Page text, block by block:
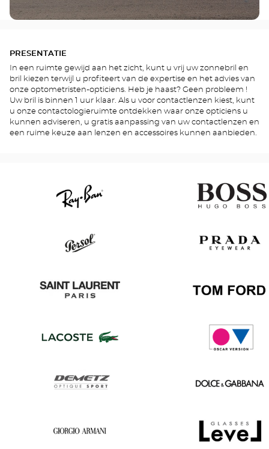
PRESENTATIE
In een ruimte gewijd aan het zicht, kunt u vrij uw zonnebril en
bril kiezen terwijl u profiteert van de expertise en het advies van
onze optometristen-opticiens. Heb je haast? Geen probleem !
Uw bril is binnen 1 uur klaar. Als u voor contactlenzen kiest, kunt
u onze contactologieruimte ontdekken waar onze opticiens u
kunnen adviseren, u gratis aanpassing van uw contactlenzen en
een ruime keuze aan lenzen en accessoires kunnen aanbieden.
Laurent